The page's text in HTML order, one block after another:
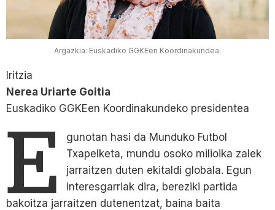
Argazkia: Euskadiko GGKEen Koordinakundea.
Iritzia
Nerea Uriarte Goitia
Euskadiko GGKEen Koordinakundeko presidentea
E
gunotan hasi da Munduko Futbol
Txapelketa, mundu osoko milioika zalek
jarraitzen duten ekitaldi globala. Egun
interesgarriak dira, bereziki partida
bakoitza jarraitzen dutenentzat, baina baita